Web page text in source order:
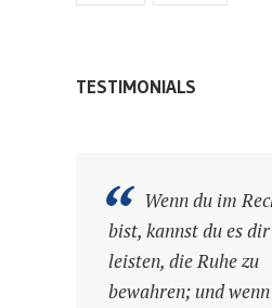
TESTIMONIALS
Wenn man alle
Gesetze studieren
so hätte man gar
Zeit, sie zu
Wenn du im
bist, kannst du es dir
leisten, die Ruhe zu
bewahren; und